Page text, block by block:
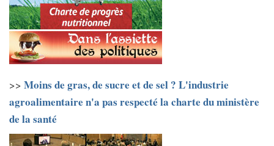
>> Moins de gras, de sucre et de sel ? L'industrie
agroalimentaire n'a pas respecté la charte du ministère
de la santé